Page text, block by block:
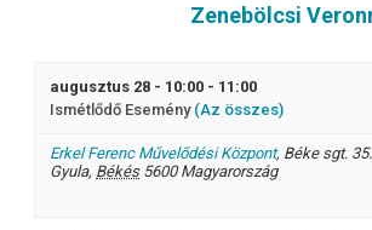
Zenebölcsi
augusztus 28 - 10:00 - 11:00
Ismétlődő Esemény (Az összes)
Erkel Ferenc Művelődési Központ, Béke sgt. 35.
Gyula, Békés 5600 Magyarország